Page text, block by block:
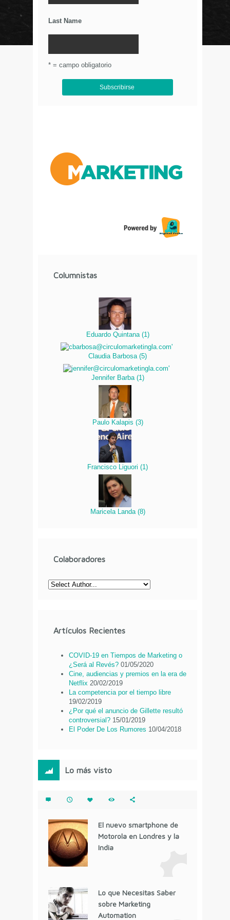
Last Name
* = campo obligatorio
Columnistas
Eduardo Quintana (1)
Claudia Barbosa (5)
Jennifer Barba (1 )
Paulo Kalapis (3)
Francisco Liguori (1)
Maricela Landa (8)
Colaboradores
Artículos Recientes
COVID-19 en Tiempos de Marketing o
¿Será al Revés? 01/05/2020
Cine, audiencias y premios en la era de
Netflix 20/02/2019
La competencia por el tiempo libre
19/02/2019
¿Por qué el anuncio de Gillette resultó
controversial? 15/01/2019
El Poder De Los Rumores 10/04/2018
Lo más visto
El nuevo smartphone de
Motorola en Londres y la
India
Lo que Necesitas Saber
sobre Marketing
Automation
© Circulo Marketing 2016. Todos los derechos
reservados.
Aviso de Privacidad